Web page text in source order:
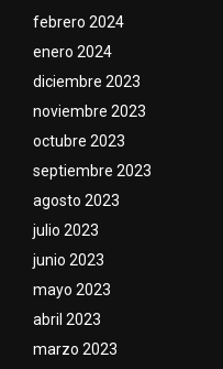
febrero 2024
enero 2024
diciembre 2023
noviembre 2023
octubre 2023
septiembre 2023
agosto 2023
julio 2023
junio 2023
mayo 2023
abril 2023
marzo 2023